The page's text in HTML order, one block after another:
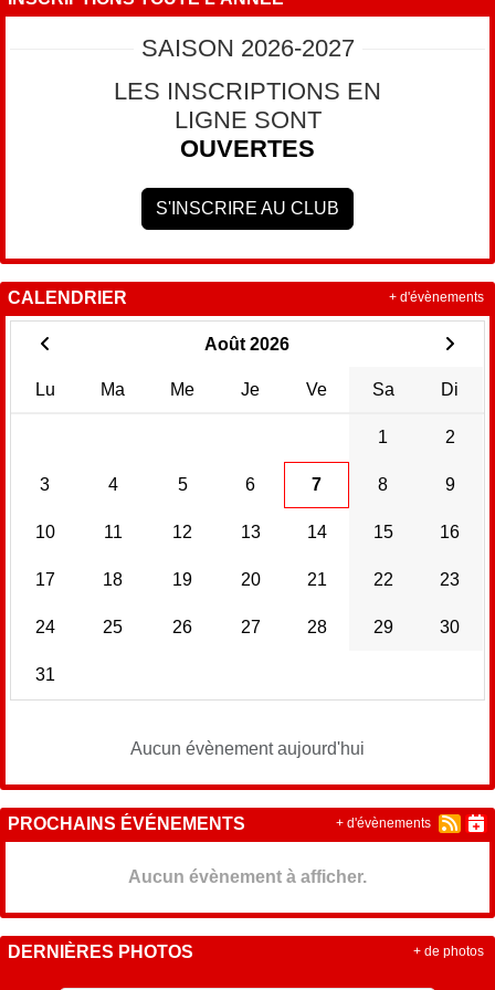
SAISON 2026-2027
LES INSCRIPTIONS EN
LIGNE SONT
OUVERTES
S'INSCRIRE AU CLUB
CALENDRIER
Août 2026
Lu Ma Me Je Ve Sa Di
1 2
3 4 5 6 7 8 9
10 11 12 13 14 15 16
17 18 19 20 21 22 23
24 25 26 27 28 29 30
31
Aucun évènement aujourd'hui
+ d'évènements
PROCHAINS ÉVÉNEMENTS
Aucun évènement à afficher.
+ d'évènements
DERNIÈRES PHOTOS + de photos